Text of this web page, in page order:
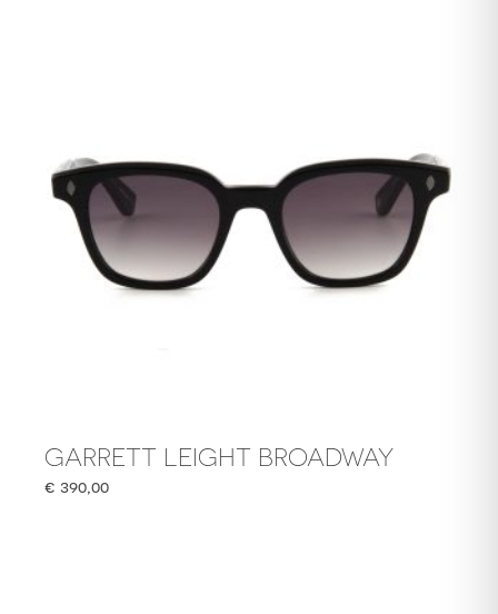
GARRETT LEIGHT BROADWAY
€ 390,00